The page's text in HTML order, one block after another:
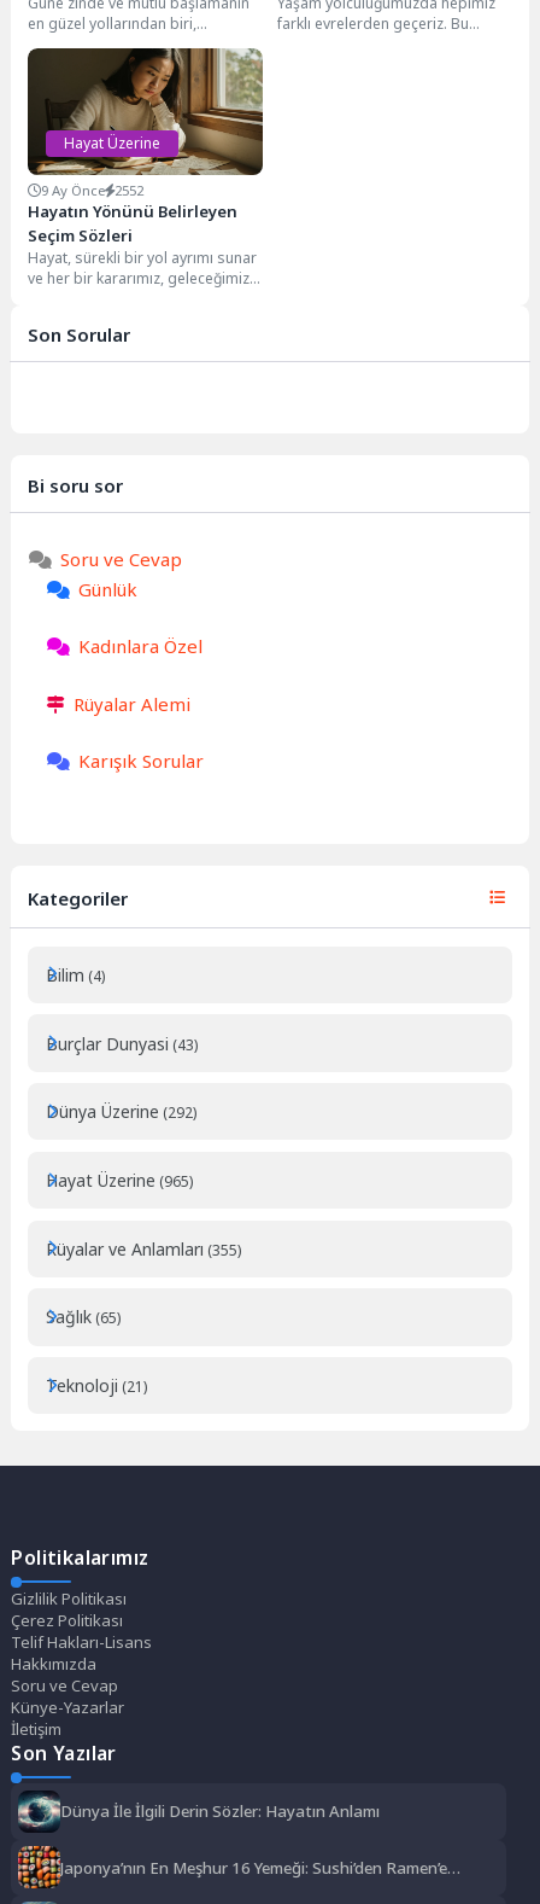
en güzel yollarından biri,
kahkahalarla dolu bir günaydın
mesajı almaktır....
farklı evrelerden geçeriz. Bu
Hayat Üzerine
9 Ay Önce 2552
Hayatın Yönünü Belirleyen
Seçim Sözleri
Hayat, sürekli bir yol ayrımı sunar
ve her bir kararımız, geleceğimizi
Son Sorular
Bi soru sor
Soru ve Cevap
Günlük
Kadınlara Özel
Rüyalar Alemi
Karışık Sorular
Kategoriler
Bilim (4)
Burçlar Dunyasi (43)
Dünya Üzerine (292)
Hayat Üzerine (965)
Rüyalar ve Anlamları (355)
Sağlık (65)
Teknoloji (21)
Politikalarımız
Gizlilik Politikası
Çerez Politikası
Telif Hakları-Lisans
Hakkımızda
Soru ve Cevap
Künye-Yazarlar
İletişim
Son Yazılar
Dünya İle İlgili Derin Sözler: Hayatın Anlamı
Japonya’nın En Meşhur 16 Yemeği: Sushi’den Ramen’e